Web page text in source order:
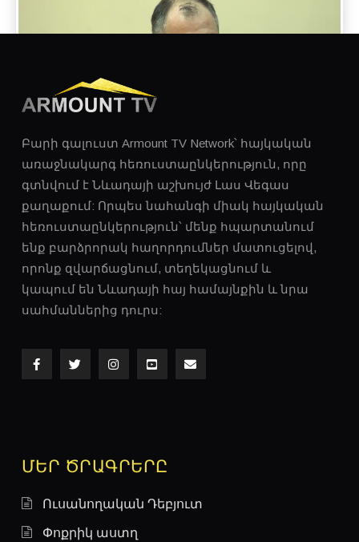
ARMENIAN MASTERS - SCULPTOR
ARMENIAN MASTERS - JEWELER ARA
GHAZARYAN
Բարի գալուստ Armount TV Network՝ հայկական
առաջնակարգ հեռուստաընկերություն, որը
գտնվում է Նևադայի աշխույժ Լաս ​​Վեգաս
քաղաքում: Որպես նահանգի միակ հայկական
հեռուստաընկերություն՝ մենք հպարտանում
ենք բարձրորակ հաղորդումներ մատուցելով,
որոնք զվարճացնում, տեղեկացնում և
կապում են Նևադայի հայ համայնքին և նրա
սահմաններից դուրս:
ՄԵՐ ԾՐԱԳՐԵՐԸ
Ուսանողական Դեբյուտ
Փոքրիկ աստղ